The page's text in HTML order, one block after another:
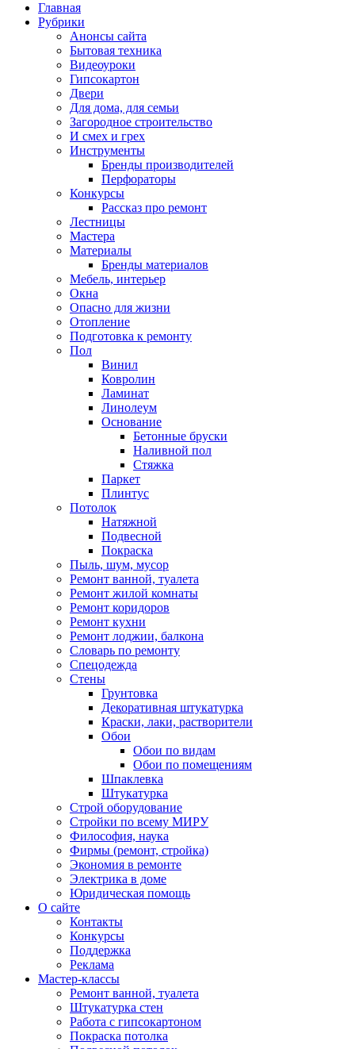
Главная
Рубрики
Анонсы сайта
Бытовая техника
Видеоуроки
Гипсокартон
Двери
Для дома, для семьи
Загородное строительство
И смех и грех
Инструменты
Бренды производителей
Перфораторы
Конкурсы
Рассказ про ремонт
Лестницы
Мастера
Материалы
Бренды материалов
Мебель, интерьер
Окна
Опасно для жизни
Отопление
Подготовка к ремонту
Пол
Винил
Ковролин
Ламинат
Линолеум
Основание
Бетонные бруски
Наливной пол
Стяжка
Паркет
Плинтус
Потолок
Натяжной
Подвесной
Покраска
Пыль, шум, мусор
Ремонт ванной, туалета
Ремонт жилой комнаты
Ремонт коридоров
Ремонт кухни
Ремонт лоджии, балкона
Словарь по ремонту
Спецодежда
Стены
Грунтовка
Декоративная штукатурка
Краски, лаки, растворители
Обои
Обои по видам
Обои по помещениям
Шпаклевка
Штукатурка
Строй оборудование
Стройки по всему МИРУ
Философия, наука
Фирмы (ремонт, стройка)
Экономия в ремонте
Электрика в доме
Юридическая помощь
О сайте
Контакты
Конкурсы
Поддержка
Реклама
Мастер-классы
Ремонт ванной, туалета
Штукатурка стен
Работа с гипсокартоном
Покраска потолка